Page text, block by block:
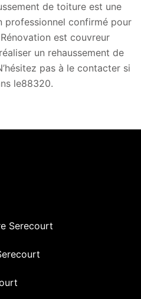
de toiture est une
professionnel confirmé pour
est couvreur
un rehaussement de
pas à le contacter si
le88320.
Serecourt